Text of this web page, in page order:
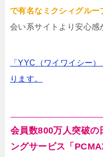
で有名なミクシィグルー
会い系サイトより安心感
「YYC（ワイワイシー
ります。
会員数800万人突破の
ングサービス「